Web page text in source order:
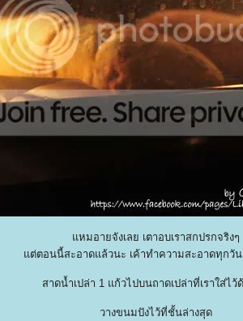
หมอายจังเลย เตาอบเราสกปรกจริงๆ
ต่ตอนนี้สะอาดแล้วนะ เค้าทำความสะอาดทุกวัน
สาดน้ำเปล่า 1 แก้วไปบนถาดเปล่าที่เราใส่ไว้
วางขนมปังไว้ที่ชั้นล่างสุด